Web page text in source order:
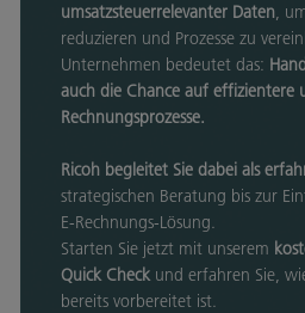
umsatzsteuerrelevanter Daten,
reduzieren und Prozesse zu
Unternehmen bedeutet das:
auch die Chance auf effizientere
Rechnungsprozesse.
Ricoh begleitet Sie dabei als
strategischen Beratung bis zur
E‑Rechnungs‑Lösung.
Starten Sie jetzt mit unserem
Quick Checkund erfahren Sie,
bereits vorbereitet ist.